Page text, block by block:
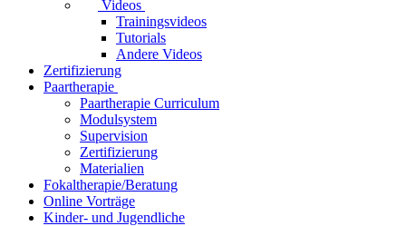
Videos
Trainingsvideos
Tutorials
Andere Videos
Zertifizierung
Paartherapie
Paartherapie Curriculum
Modulsystem
Supervision
Zertifizierung
Materialien
Fokaltherapie/Beratung
Online Vorträge
Kinder- und Jugendliche